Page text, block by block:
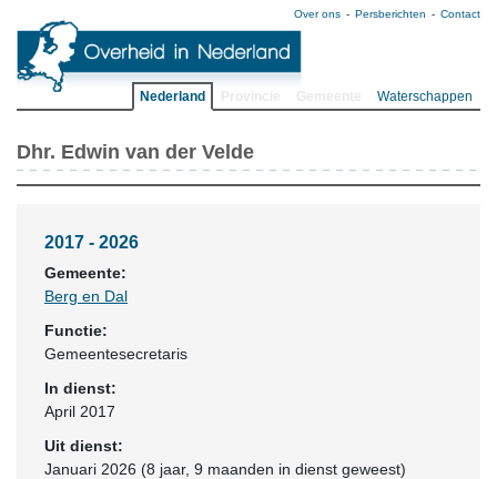
Over ons Persberichten Contact
Nederland Waterschappen
Dhr. Edwin van der Velde
2017 - 2026
Gemeente:
Berg en Dal
Functie:
Gemeentesecretaris
In dienst:
April 2017
Uit dienst:
Januari 2026 (8 jaar, 9 maanden in dienst geweest)